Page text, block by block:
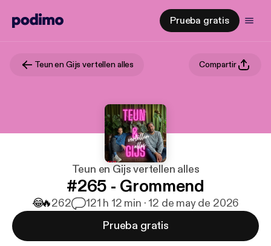
Prueba gratis
Teun en Gijs vertellen alles Compartir
Teun en Gijs vertellen alles
#265 - Grommend
😂🔥262 121 h 12 min · 12 de may de 2026
Prueba gratis